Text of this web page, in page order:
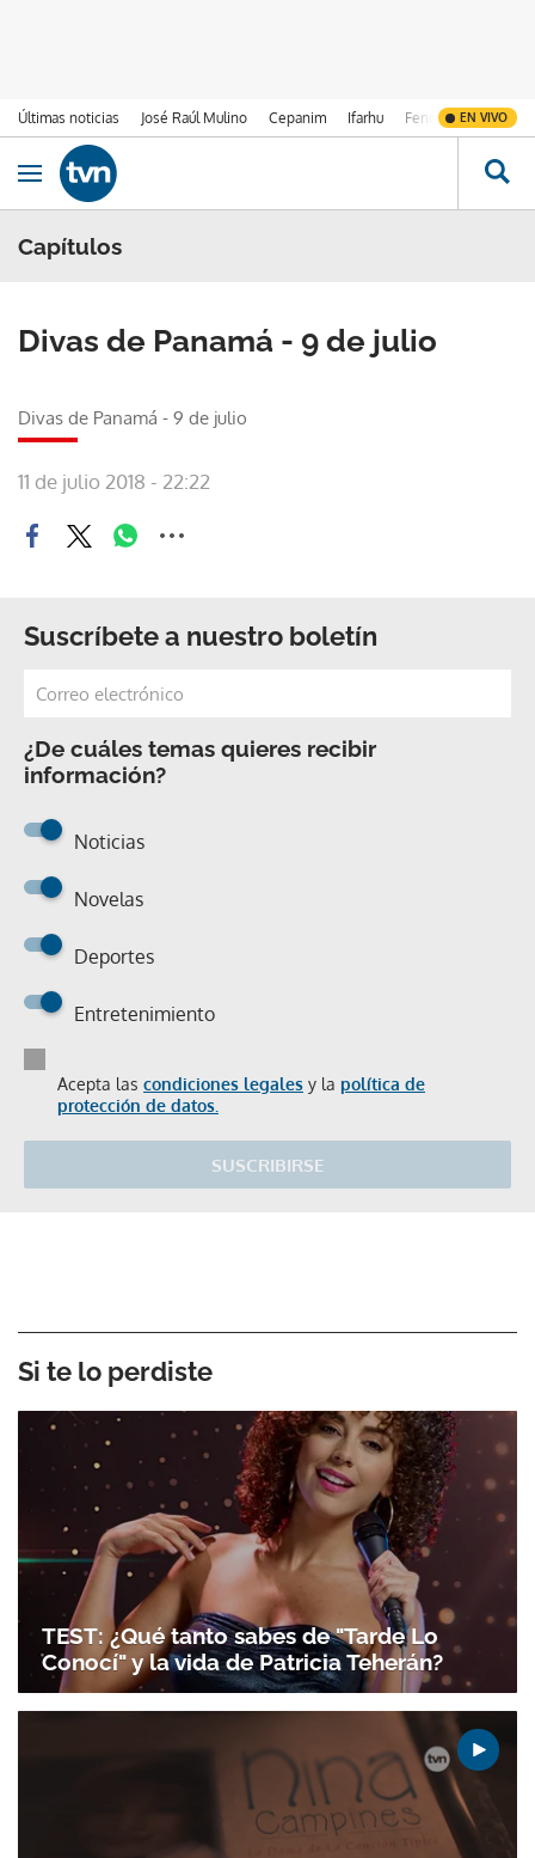
Últimas noticias José Raúl Mulino Cepanim Ifarhu Fenómeno de El
EN VIVO
Ir al contenido
Obrir navegació
Capítulos
Divas de Panamá - 9 de julio
Divas de Panamá - 9 de julio
11 de julio 2018 - 22:22
Suscríbete a nuestro boletín
¿De cuáles temas quieres recibir
información?
Noticias
Novelas
Deportes
Entretenimiento
Acepta las condiciones legales y la política de
protección de datos.
SUSCRIBIRSE
Si te lo perdiste
TEST: ¿Qué tanto sabes de "Tarde Lo
Conocí" y la vida de Patricia Teherán?